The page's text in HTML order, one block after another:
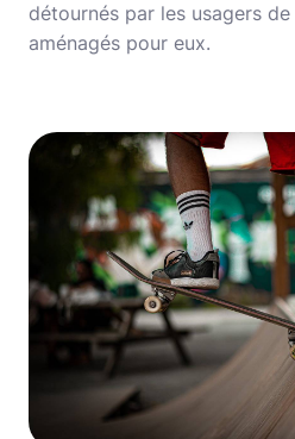
détournés par les usagers
aménagés pour eux.